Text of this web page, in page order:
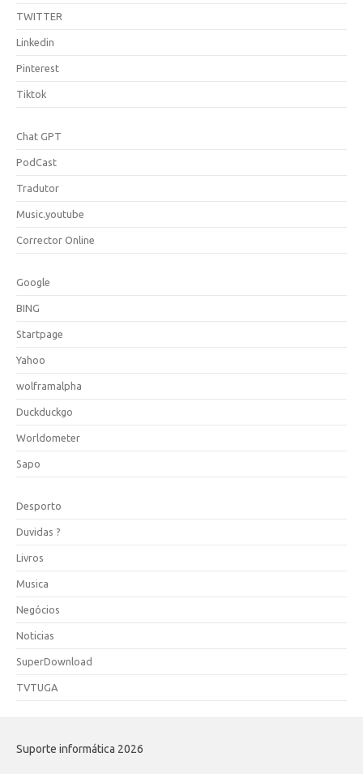
TWITTER
Linkedin
Pinterest
Tiktok
Chat GPT
PodCast
Tradutor
Music.youtube
Corrector Online
Google
BING
Startpage
Yahoo
wolframalpha
Duckduckgo
Worldometer
Sapo
Desporto
Duvidas ?
Livros
Musica
Negócios
Noticias
SuperDownload
TVTUGA
Suporte informática 2026